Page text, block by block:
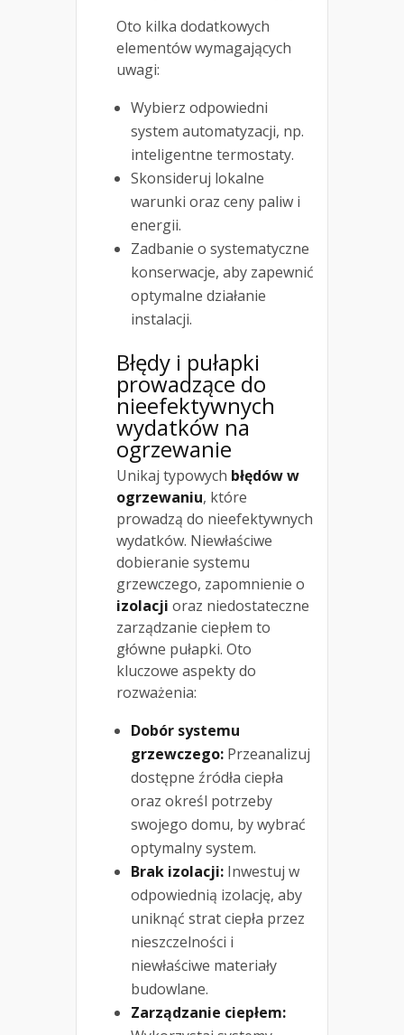
Oto kilka dodatkowych
elementów wymagających
uwagi:
Wybierz odpowiedni
system automatyzacji, np.
inteligentne termostaty.
Skonsideruj lokalne
warunki oraz ceny paliw i
energii.
Zadbanie o systematyczne
konserwacje, aby zapewnić
optymalne działanie
instalacji.
Błędy i pułapki
prowadzące do
nieefektywnych
wydatków na
ogrzewanie
Unikaj typowych błędów w
ogrzewaniu, które
prowadzą do nieefektywnych
wydatków. Niewłaściwe
dobieranie systemu
grzewczego, zapomnienie o
izolacji oraz niedostateczne
zarządzanie ciepłem to
główne pułapki. Oto
kluczowe aspekty do
rozważenia:
Dobór systemu
grzewczego: Przeanalizuj
dostępne źródła ciepła
oraz określ potrzeby
swojego domu, by wybrać
optymalny system.
Brak izolacji: Inwestuj w
odpowiednią izolację, aby
uniknąć strat ciepła przez
nieszczelności i
niewłaściwe materiały
budowlane.
Zarządzanie ciepłem: